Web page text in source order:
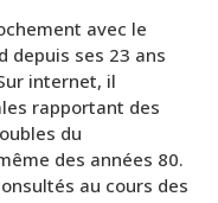
avec le
depuis ses 23 ans
internet, il
rapportant des
du
des années 80.
au cours des